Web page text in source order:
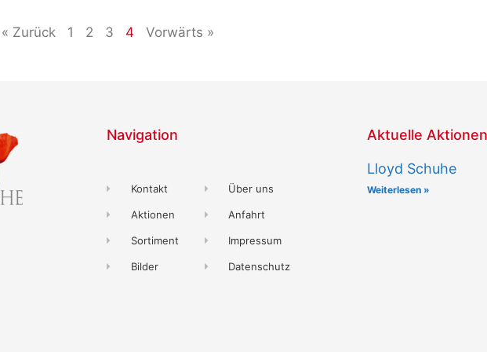
« Zurück 1 2 3 4 Vorwärts »
Navigation
Kontakt
Aktionen
Sortiment
Bilder
Über uns
Anfahrt
Impressum
Datenschutz
Aktuelle
Lloyd Schuhe
Weiterlesen »